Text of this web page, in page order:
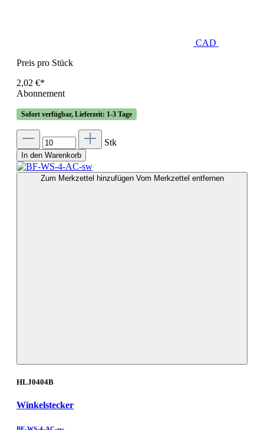
CAD
Preis pro Stück
2,02 €*
Abonnement
Sofort verfügbar, Lieferzeit: 1-3 Tage
Stk
In den Warenkorb
Zum Merkzettel hinzufügen Vom Merkzettel entfernen
HLJ0404B
Winkelstecker